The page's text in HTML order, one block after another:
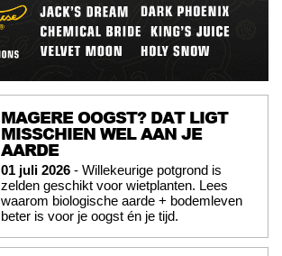
MAGERE OOGST? DAT LIGT
MISSCHIEN WEL AAN JE
AARDE
01 juli 2026 - Willekeurige potgrond is
zelden geschikt voor wietplanten. Lees
waarom biologische aarde + bodemleven
beter is voor je oogst én je tijd.